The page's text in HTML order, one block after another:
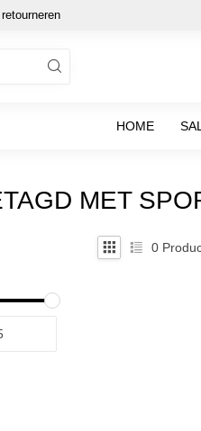
HOME
MET
0